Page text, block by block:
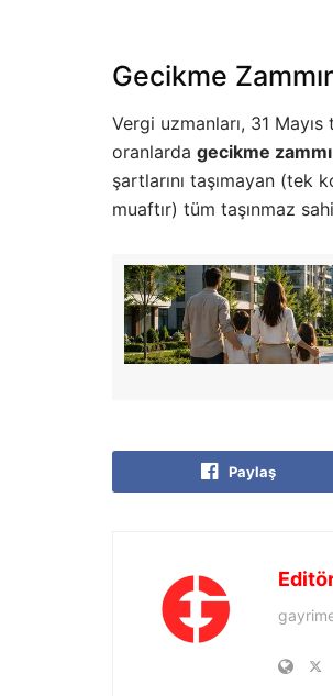
Gecikme
Vergi uzmanları, 31
oranlarda gecikme zammı
şartlarını taşımayan (tek
muaftır) tüm taşınmaz
Paylaş